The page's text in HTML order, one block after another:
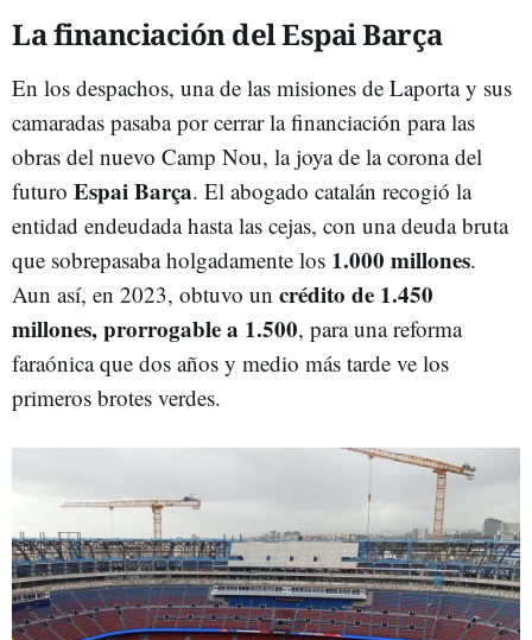
La financiación del Espai Barça
En los despachos, una de las misiones de Laporta y sus
camaradas pasaba por cerrar la financiación para las
obras del nuevo Camp Nou, la joya de la corona del
futuro Espai Barça. El abogado catalán recogió la
entidad endeudada hasta las cejas, con una deuda bruta
que sobrepasaba holgadamente los 1.000 millones.
Aun así, en 2023, obtuvo un crédito de 1.450
millones, prorrogable a 1.500, para una reforma
faraónica que dos años y medio más tarde ve los
primeros brotes verdes.